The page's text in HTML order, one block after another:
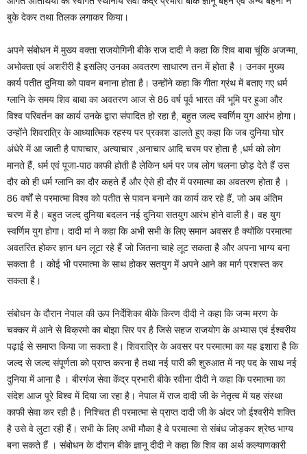
बुके देकर तथा तिलक लगाकर किया।
अपने संबोधन में मुख्य वक्ता राजयोगिनी बीके राज दादी ने कहा कि शिव बाबा चूंकि अजन्मा,
अभोक्ता एवं अशरीरी है इसलिए उनका अवतरण साधारण तन में होता है । उनका मुख्य
कार्य पतीत दुनिया को पावन बनाना होता है। उन्होंने कहा कि गीता ग्रंथ में बताए गए धर्म
ग्लानि के समय शिव बाबा का अवतरण आज से 86 वर्ष पूर्व भारत की भूमि पर हुआ और
विश्व परिवर्तन का कार्य उनके द्वारा संपादित हो रहा है, बहुत जल्द स्वर्णिम युग आरंभ होगा।
उन्होंने शिवरात्रि के आध्यात्मिक रहस्य पर प्रकाश डालते हुए कहा कि जब दुनिया घोर
अंधेरे में आ जाती है पापाचार, अत्याचार ,अनाचार आदि चरम पर होता है ,धर्म को लोग
मानते हैं, धर्म एवं पूजा-पाठ काफी होती है लेकिन धर्म पर जब लोग चलना छोड़ देते हैं उस
दौर को ही धर्म ग्लानि का दौर कहते हैं और ऐसे ही दौर में परमात्मा का अवतरण होता है ।
86 वर्षों से परमात्मा विश्व को पतीत से पावन बनाने का कार्य कर रहे हैं, जो अब अंतिम
चरण में है। बहुत जल्द दुनिया बदलन नई दुनिया सतयुग आरंभ होने वाली है। वह युग
स्वर्णिम युग होगा। दादी मां ने कहा कि अभी सभी के लिए समान अवसर है क्योंकि परमात्मा
अवतरित होकर ज्ञान धन लूटा रहे हैं जो जितना चाहे लूट सकता है और अपना भाग्य बना
सकता है । कोई भी परमात्मा के साथ होकर सतयुग में अपने आने का मार्ग प्रशस्त कर
सकता है।
संबोधन के दौरान नेपाल की ऊप निर्देशिका बीके किरण दीदी ने कहा कि जन्म मरण के
चक्कर में आने से विक्रमो का बोझा सिर पर है जिसे सहज राजयोग के अभ्यास एवं ईश्वरीय
पढ़ाई से समाप्त किया जा सकता है। शिवरात्रि के अवसर पर परमात्मा का यह इशारा है कि
जल्द से जल्द संपूर्णता को प्राप्त करना है तथा नई पारी की शुरुआत में नए पद के साथ नई
दुनिया में आना है । बीरगंज सेवा केंद्र प्रभारी बीके रवीना दीदी ने कहा कि परमात्मा का
संदेश आज पूरे विश्व में दिया जा रहा है। नेपाल में राज दादी जी के नेतृत्व में यह संस्था
काफी सेवा कर रही है। निश्चित ही परमात्मा से प्राप्त दादी जी के अंदर जो ईश्वरीये शक्ति
है उसे वे लुटा रही हैं। सभी के लिए अभी मौका है वे परमात्मा से संबंध जोड़कर श्रेष्ठ भाग्य
बना सकते हैं । संबोधन के दौरान बीके ज्ञानू दीदी ने कहा कि शिव का अर्थ कल्याणकारी